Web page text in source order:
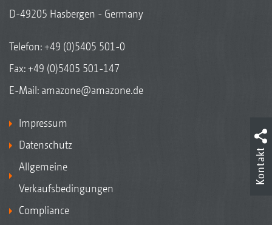
D-49205 Hasbergen - Germany
Telefon:+49 (0)5405 501-0
Fax: +49 (0)5405 501-147
E-Mail: amazone@amazone.de
Impressum
Datenschutz
Allgemeine
Verkaufsbedingungen
Compliance
Kontakt